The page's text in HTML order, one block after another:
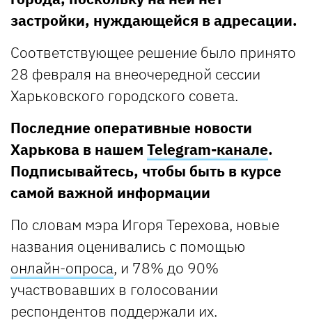
застройки, нуждающейся в адресации.
Соответствующее решение было принято
28 февраля на внеочередной сессии
Харьковского городского совета.
Последние оперативные новости
Харькова в нашем Telegram-канале.
Подписывайтесь, чтобы быть в курсе
самой важной информации
По словам мэра Игоря Терехова, новые
названия оценивались с помощью
онлайн-опроса, и 78% до 90%
участвовавших в голосовании
респондентов поддержали их.